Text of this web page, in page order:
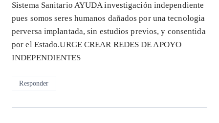
Sistema Sanitario AYUDA investigación independiente
pues somos seres humanos dañados por una tecnologia
perversa implantada, sin estudios previos, y consentida
por el Estado.URGE CREAR REDES DE APOYO
INDEPENDIENTES
Responder